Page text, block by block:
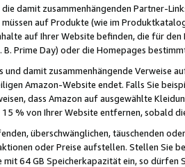
damit zusammenhängenden Partner-
auf Produkte (wie im
auf Ihrer Website befinden, die für
B. Prime Day) oder die Homepages
und damit zusammenhängende
Amazon-Website endet. Falls Sie
dass Amazon auf ausgewählte
15 % von Ihrer Website entfernen, sobald
überschwänglichen, täuschenden
oder Preise aufstellen. Stellen Sie
64 GB Speicherkapazität ein, so dürfen